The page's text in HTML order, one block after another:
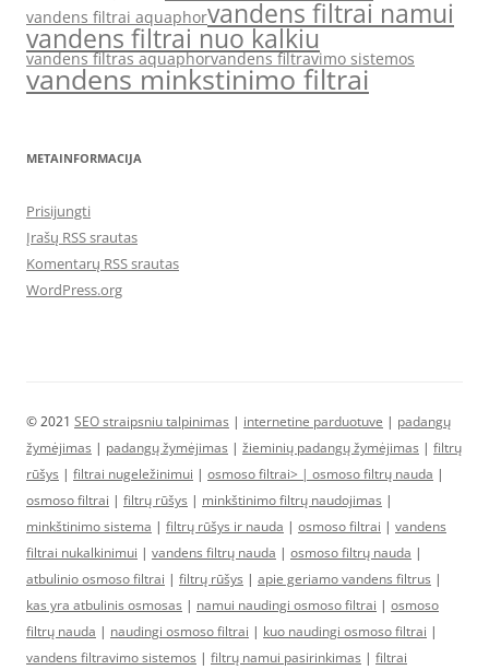
vandens filtrai aquaphorvandens filtrai namui
vandens filtrai nuo kalkiu
vandens filtras aquaphorvandens filtravimo sistemos
vandens minkstinimo filtrai
METAINFORMACIJA
Prisijungti
Įrašų RSS srautas
Komentarų RSS srautas
WordPress.org
© 2021 SEO straipsniu talpinimas | internetine parduotuve | padangų
žymėjimas | padangų žymėjimas | žieminių padangų žymėjimas | filtrų
rūšys | filtrai nugeležinimui | osmoso filtrai> | osmoso filtrų nauda |
osmoso filtrai | filtrų rūšys | minkštinimo filtrų naudojimas |
minkštinimo sistema | filtrų rūšys ir nauda | osmoso filtrai | vandens
filtrai nukalkinimui | vandens filtrų nauda | osmoso filtrų nauda |
atbulinio osmoso filtrai | filtrų rūšys | apie geriamo vandens filtrus |
kas yra atbulinis osmosas | namui naudingi osmoso filtrai | osmoso
filtrų nauda | naudingi osmoso filtrai | kuo naudingi osmoso filtrai |
vandens filtravimo sistemos | filtrų namui pasirinkimas | filtrai